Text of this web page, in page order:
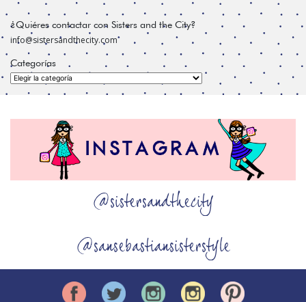
¿Quiéres contactar con Sisters and the City?
info@sistersandthecity.com
Categorías
Categorías
@sistersandthecity
@sansebastiansisterstyle